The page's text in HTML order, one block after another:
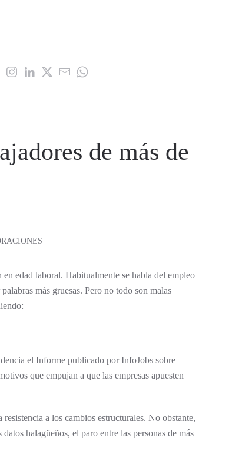
de más de
edad laboral. Habitualmente se habla del empleo
más gruesas. Pero no todo son malas
el Informe publicado por InfoJobs sobre
que empujan a que las empresas apuesten
a los cambios estructurales. No obstante,
halagüeños, el paro entre las personas de más